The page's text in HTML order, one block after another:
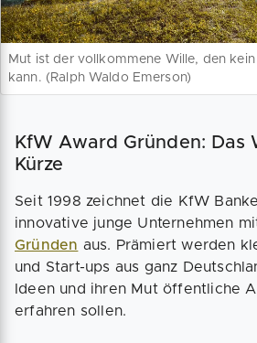
Mut ist der vollkommene Wille, den
kann. (Ralph Waldo Emerson)
KfW Award Gründen: Das
Kürze
Seit 1998 zeichnet die KfW
innovative junge Unternehmen
Gründen aus. Prämiert werden
und Start-ups aus ganz
Ideen und ihren Mut öffentliche
erfahren sollen.